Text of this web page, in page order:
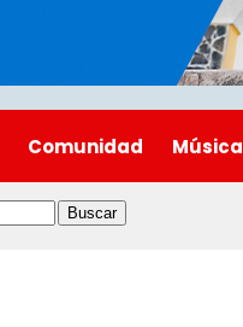
Comunidad Música